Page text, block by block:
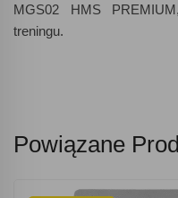
MGS02 HMS
treningu.
Powiązane